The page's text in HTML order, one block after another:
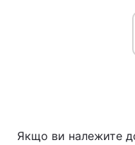
Якщо ви належите